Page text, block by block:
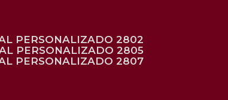
PERSONALIZADO 2802
PERSONALIZADO 2805
PERSONALIZADO 2807